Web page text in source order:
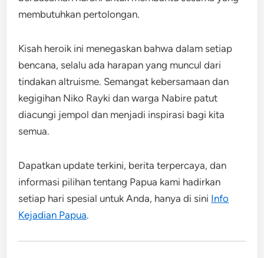
membutuhkan pertolongan.
Kisah heroik ini menegaskan bahwa dalam setiap
bencana, selalu ada harapan yang muncul dari
tindakan altruisme. Semangat kebersamaan dan
kegigihan Niko Rayki dan warga Nabire patut
diacungi jempol dan menjadi inspirasi bagi kita
semua.
Dapatkan update terkini, berita terpercaya, dan
informasi pilihan tentang Papua kami hadirkan
setiap hari spesial untuk Anda, hanya di sini Info
Kejadian Papua.